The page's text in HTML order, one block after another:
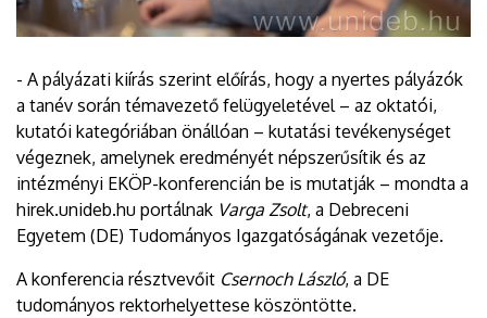
- A pályázati kiírás szerint előírás, hogy a nyertes pályázók
a tanév során témavezető felügyeletével – az oktatói,
kutatói kategóriában önállóan – kutatási tevékenységet
végeznek, amelynek eredményét népszerűsítik és az
intézményi EKÖP-konferencián be is mutatják – mondta a
hirek.unideb.hu portálnak Varga Zsolt, a Debreceni
Egyetem (DE) Tudományos Igazgatóságának vezetője.
A konferencia résztvevőit Csernoch László, a DE
tudományos rektorhelyettese köszöntötte.